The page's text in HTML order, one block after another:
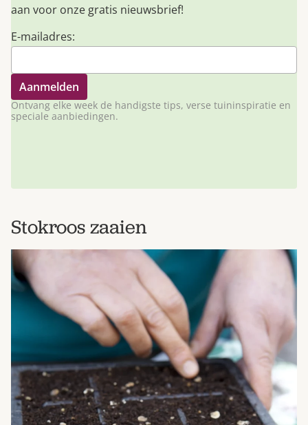
aan voor onze gratis nieuwsbrief!
E-mailadres:
Ontvang elke week de handigste tips, verse tuininspiratie en
speciale aanbiedingen.
Stokroos zaaien